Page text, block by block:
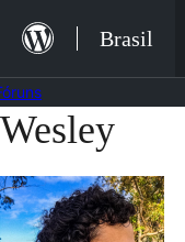
para
o
conteúdo
Brasil
Pular
o
conteúdo
Wesley